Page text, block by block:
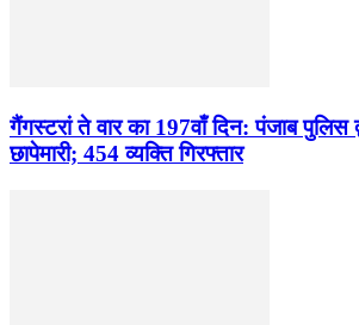
गैंगस्टरां ते वार का 197वाँ दिन: पंजाब पुलिस
छापेमारी; 454 व्यक्ति गिरफ्तार